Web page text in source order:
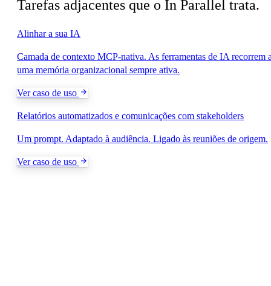
Tarefas adjacentes que o In Parallel trata.
Alinhar a sua IA
Camada de contexto MCP-nativa. As ferramentas de IA recorrem
uma memória organizacional sempre ativa.
Ver caso de uso
Relatórios automatizados e comunicações com stakeholders
Um prompt. Adaptado à audiência. Ligado às reuniões de origem.
Ver caso de uso